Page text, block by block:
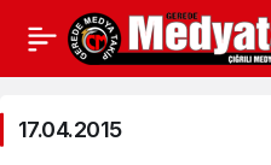
17.04.2015
Haberleri
17.04.2015